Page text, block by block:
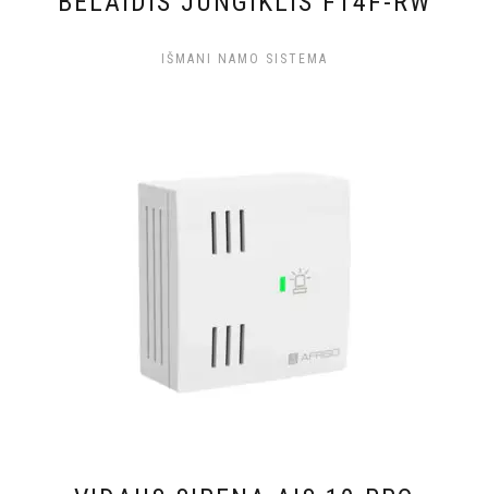
IŠMANI NAMO SISTEMA